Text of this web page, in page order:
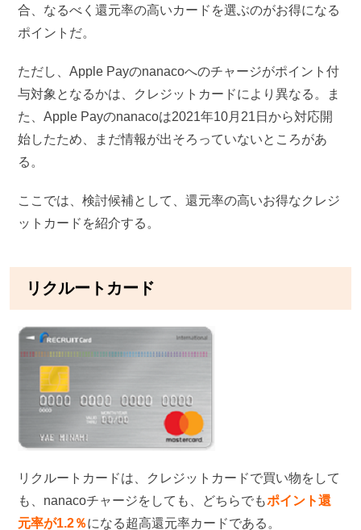
合、なるべく還元率の高いカードを選ぶのがお得になる
ポイントだ。
ただし、Apple Payのnanacoへのチャージがポイント付
与対象となるかは、クレジットカードにより異なる。ま
た、Apple Payのnanacoは2021年10月21日から対応開
始したため、まだ情報が出そろっていないところがあ
る。
ここでは、検討候補として、還元率の高いお得なクレジ
ットカードを紹介する。
リクルートカード
リクルートカードは、クレジットカードで買い物をして
も、nanacoチャージをしても、どちらでもポイント還
元率が1.2％になる超高還元率カードである。